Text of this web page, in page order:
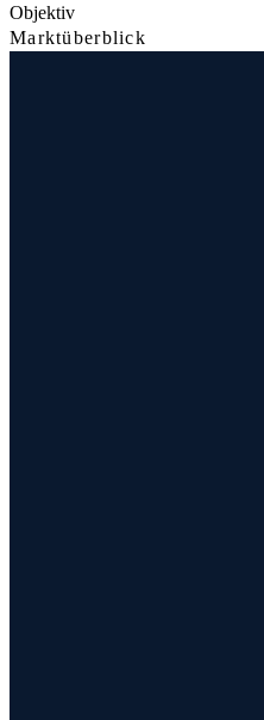
Objektiv
Marktüberblick